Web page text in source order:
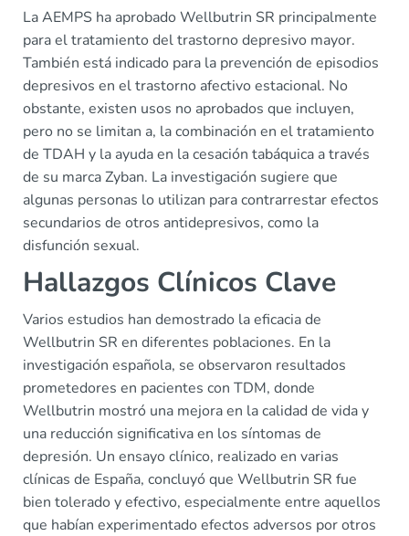
La AEMPS ha aprobado Wellbutrin SR principalmente
para el tratamiento del trastorno depresivo mayor.
También está indicado para la prevención de episodios
depresivos en el trastorno afectivo estacional. No
obstante, existen usos no aprobados que incluyen,
pero no se limitan a, la combinación en el tratamiento
de TDAH y la ayuda en la cesación tabáquica a través
de su marca Zyban. La investigación sugiere que
algunas personas lo utilizan para contrarrestar efectos
secundarios de otros antidepresivos, como la
disfunción sexual.
Hallazgos Clínicos Clave
Varios estudios han demostrado la eficacia de
Wellbutrin SR en diferentes poblaciones. En la
investigación española, se observaron resultados
prometedores en pacientes con TDM, donde
Wellbutrin mostró una mejora en la calidad de vida y
una reducción significativa en los síntomas de
depresión. Un ensayo clínico, realizado en varias
clínicas de España, concluyó que Wellbutrin SR fue
bien tolerado y efectivo, especialmente entre aquellos
que habían experimentado efectos adversos por otros